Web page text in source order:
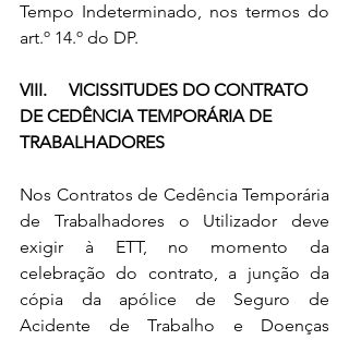
Tempo Indeterminado, nos termos do
art.º 14.º do DP.
VIII.     VICISSITUDES DO CONTRATO
DE CEDÊNCIA TEMPORÁRIA DE
TRABALHADORES
Nos Contratos de Cedência Temporária
de Trabalhadores o Utilizador deve
exigir à ETT, no momento da
celebração do contrato, a junção da
cópia da apólice de Seguro de
Acidente de Trabalho e Doenças